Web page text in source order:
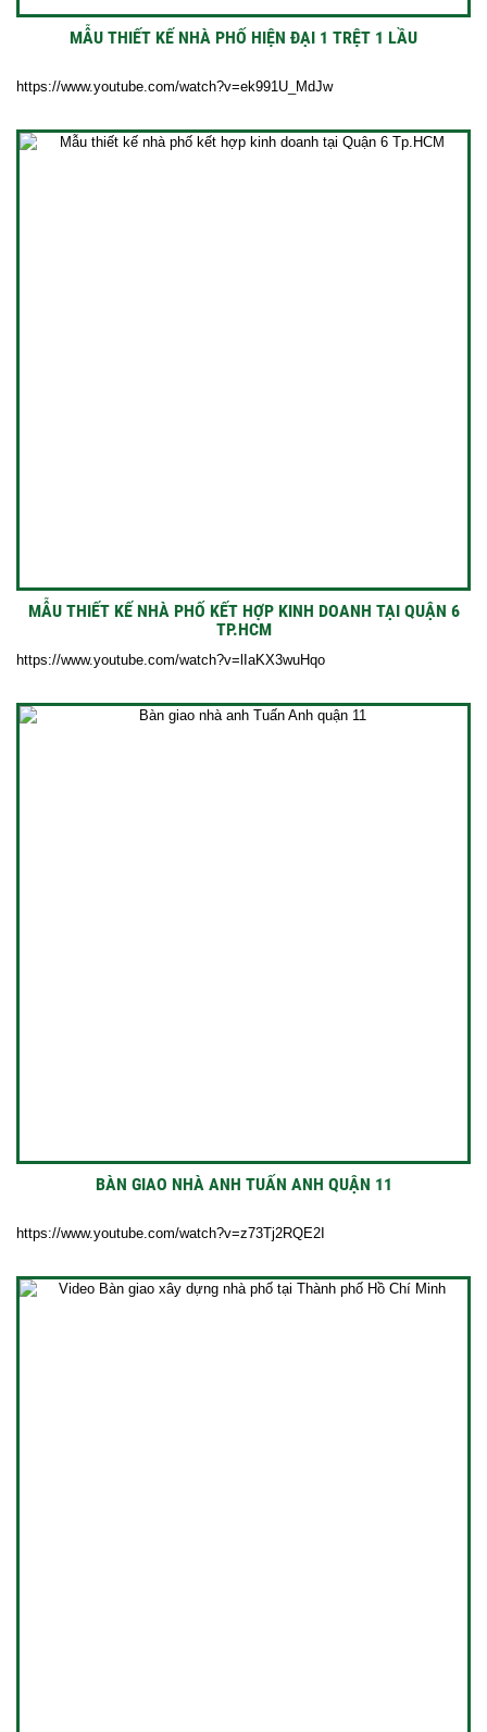
MẪU THIẾT KẾ NHÀ PHỐ HIỆN ĐẠI 1 TRỆT 1 LẦU
https://www.youtube.com/watch?v=ek991U_MdJw
MẪU THIẾT KẾ NHÀ PHỐ KẾT HỢP KINH DOANH TẠI QUẬN 6
TP.HCM
https://www.youtube.com/watch?v=lIaKX3wuHqo
BÀN GIAO NHÀ ANH TUẤN ANH QUẬN 11
https://www.youtube.com/watch?v=z73Tj2RQE2I